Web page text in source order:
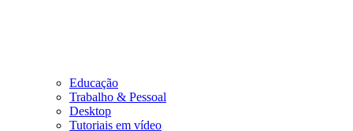
Educação
Trabalho & Pessoal
Desktop
Tutoriais em vídeo